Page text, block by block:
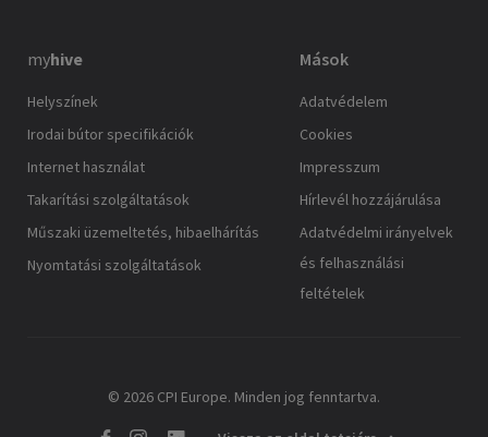
myhive
Helyszínek
Irodai bútor specifikációk
Internet használat
Takarítási szolgáltatások
Műszaki üzemeltetés, hibaelhárítás
Nyomtatási szolgáltatások
Mások
Adatvédelem
Cookies
Impresszum
Hírlevél hozzájárulása
Adatvédelmi irányelvek
és felhasználási
feltételek
© 2026 CPI Europe. Minden jog fenntartva.